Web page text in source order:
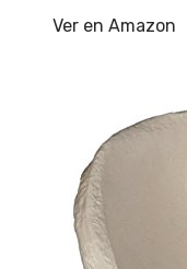
Ver en Amazon